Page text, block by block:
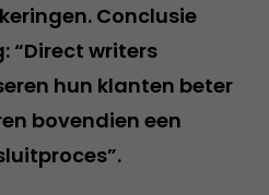
Conclusie
“Direct writers
hun klanten beter
bovendien een